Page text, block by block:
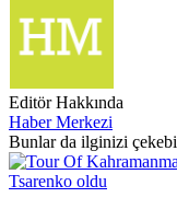
Editör Hakkında
Haber Merkezi
Bunlar da ilginizi